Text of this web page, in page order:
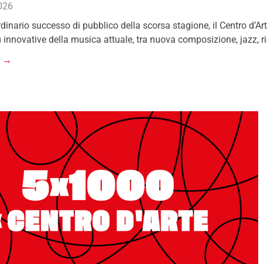
successo di pubblico della scorsa stagione, il Centro
innovative della musica attuale, tra nuova composizione, jazz,
→